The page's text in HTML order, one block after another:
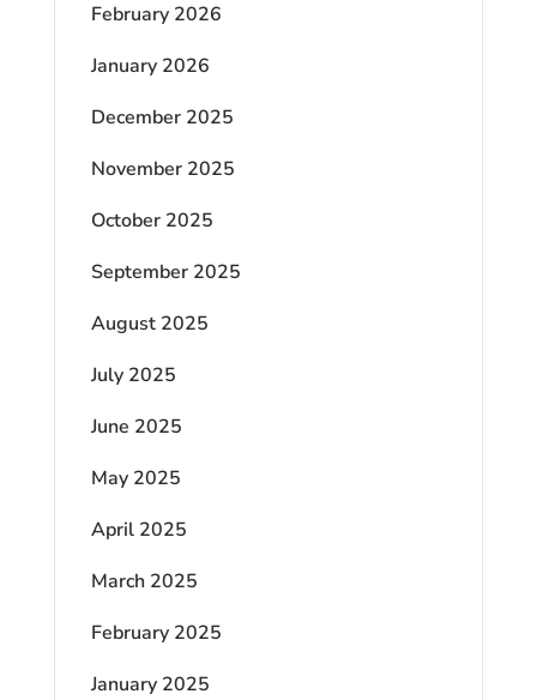
February 2026
January 2026
December 2025
November 2025
October 2025
September 2025
August 2025
July 2025
June 2025
May 2025
April 2025
March 2025
February 2025
January 2025